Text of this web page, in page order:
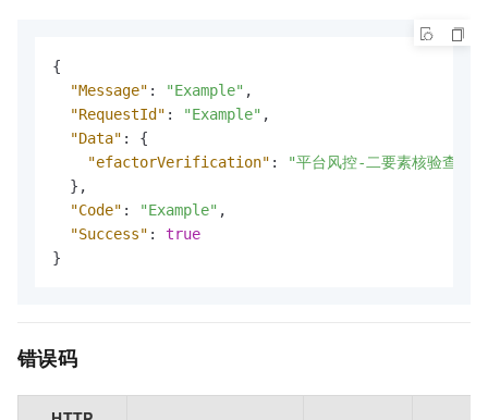
{
"Message" : "Example" ,
"RequestId" : "Example" ,
"Data" :
{
"efactorVerification" :
"平台风控-二要素核验查询
} ,
"Code" : "Example" ,
"Success" :
true
}
错误码